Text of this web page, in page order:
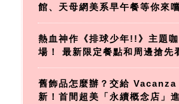
館、天母網美系早午餐等你來
熱血神作《排球少年!!》主題
場！ 最新限定餐點和周邊搶先
舊飾品怎麼辦？交給 Vacanza
新！首間超美「永續概念店」